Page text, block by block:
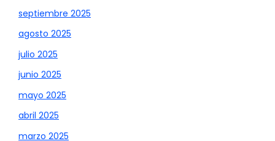
septiembre 2025
agosto 2025
julio 2025
junio 2025
mayo 2025
abril 2025
marzo 2025